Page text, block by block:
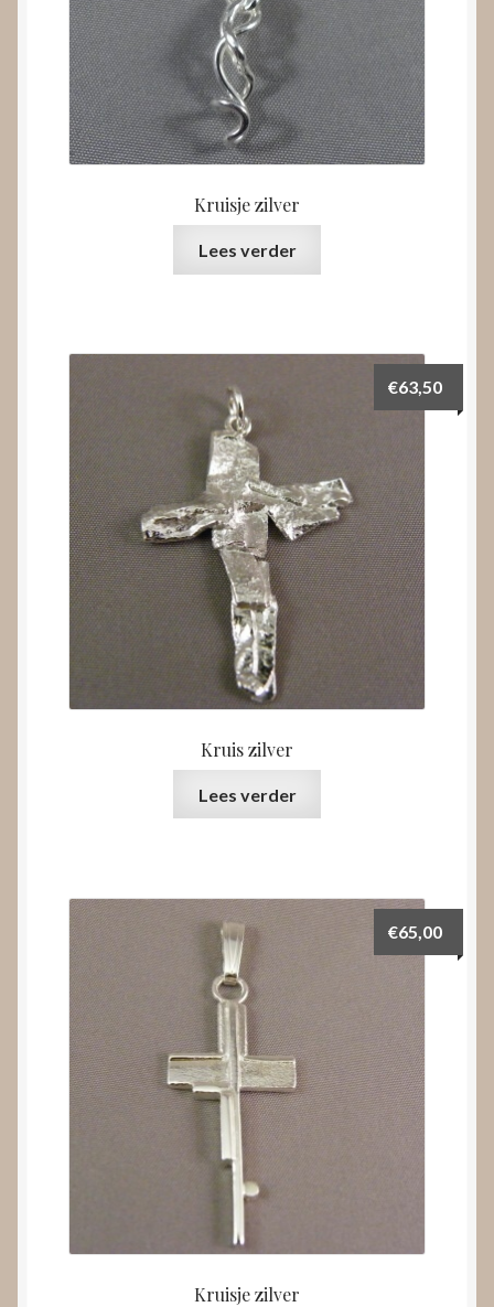
Kruisje zilver
Lees verder
Kruis zilver
€63,50
Lees verder
Kruisje zilver
€65,00